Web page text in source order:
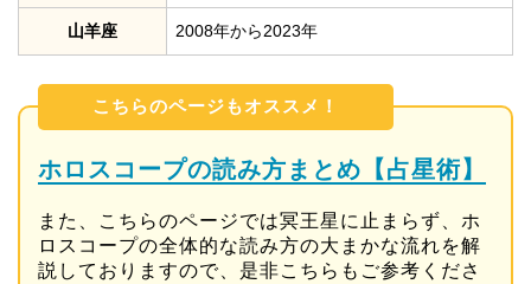
山羊座 2008年から2023年
こちらのページもオススメ！
ホロスコープの読み方まとめ【占星術】
また、こちらのページでは冥王星に止まらず、ホ
ロスコープの全体的な読み方の大まかな流れを解
説しておりますので、是非こちらもご参考くださ